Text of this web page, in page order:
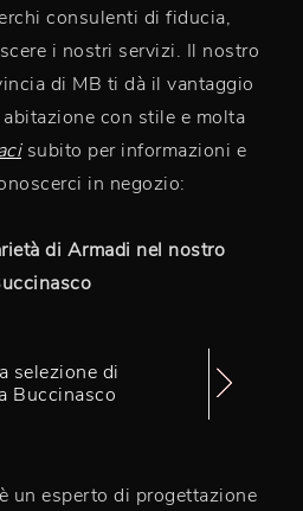
consulenti di fiducia,
i nostri servizi. Il nostro
di MB ti dà il vantaggio
con stile e molta
subito per informazioni e
in negozio:
di Armadi nel nostro
selezione di
Buccinasco
un esperto di progettazione